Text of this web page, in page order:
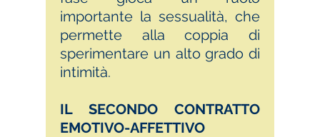
importante la sessualità, che
permette alla coppia di
sperimentare un alto grado di
intimità.
IL SECONDO CONTRATTO
EMOTIVO-AFFETTIVO